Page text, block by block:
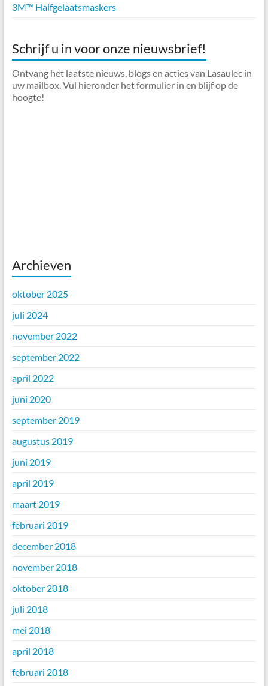
3M™ Halfgelaatsmaskers
Schrijf u in voor onze nieuwsbrief!
Ontvang het laatste nieuws, blogs en acties van Lasaulec in
uw mailbox. Vul hieronder het formulier in en blijf op de
hoogte!
Archieven
oktober 2025
juli 2024
november 2022
september 2022
april 2022
juni 2020
september 2019
augustus 2019
juni 2019
april 2019
maart 2019
februari 2019
december 2018
november 2018
oktober 2018
juli 2018
mei 2018
april 2018
februari 2018